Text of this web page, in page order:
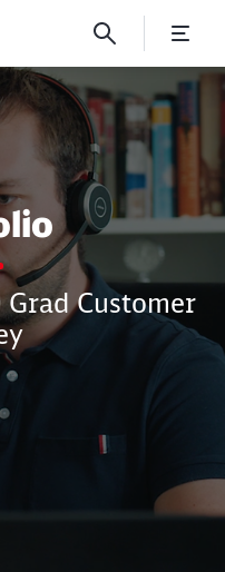
Customer